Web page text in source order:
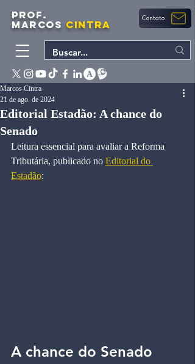
PROF.
MARCOS CINTRA Contato
Editorial Estadão: A chance do
Senado
Marcos Cintra
21 de ago. de 2024
Leitura essencial para avaliar a Reforma
Tributária, publicado no Editorial do
Estadão:
A chance do Senado